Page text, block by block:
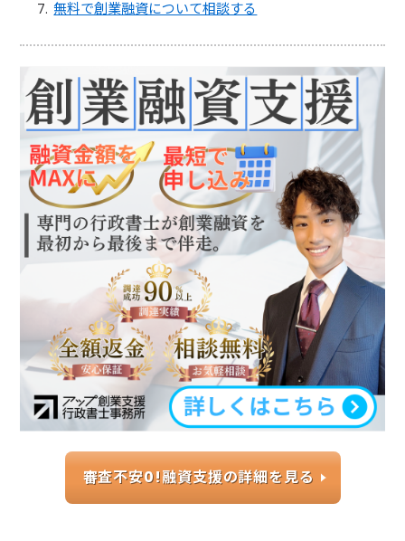
無料で創業融資について相談する
審査不安0!融資支援の詳細を見る